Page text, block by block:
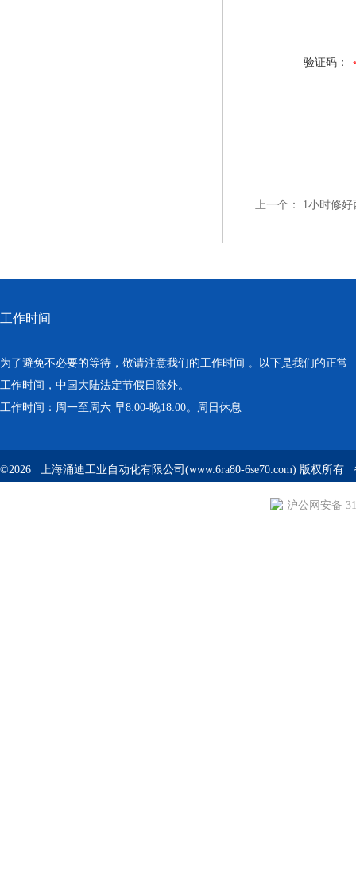
验证码：
上一个： 1小时修好
工作时间
为了避免不必要的等待，敬请注意我们的工作时间 。以下是我们的正常
工作时间，中国大陆法定节假日除外。
工作时间：周一至周六 早8:00-晚18:00。周日休息
©2026 上海涌迪工业自动化有限公司(www.6ra80-6se70.com) 版权所有
沪公网安备